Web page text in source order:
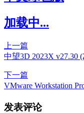
加载中...
上一篇
中望3D 2023X v27.30
下一篇
VMware Workstation
发表评论